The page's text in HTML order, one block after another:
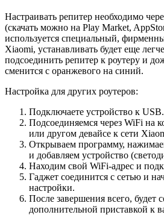
Настраивать репитер необходимо
(скачать можно на Play Market,
используется специальный,
Xiaomi, устанавливать будет еще
подсоединить репитер к роутеру и
сменится с оранжевого на синий.
Настройка для других роутеров:
Подключаете устройство к USB.
Подсоединяемся через WiFi на
или другом девайсе к сети
Открываем программу,
и добавляем устройство
Находим свой WiFi-адрес и
Гаджет соединится с сетью и
настройки.
После завершения всего, будет
дополнительной приставкой к